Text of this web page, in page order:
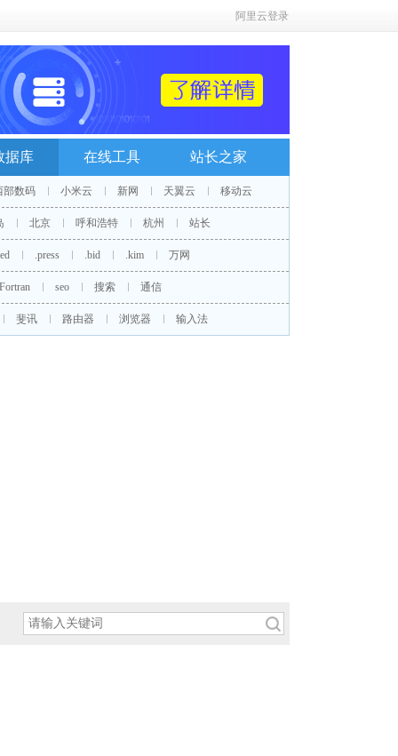
阿里云登录
据库 在线工具 站长之家
部数码 小米云 新网 天翼云 移动云
北京 呼和浩特 杭州 站长
.press .bid .kim 万网
Fortran seo 搜索 通信
斐讯 路由器 浏览器 输入法